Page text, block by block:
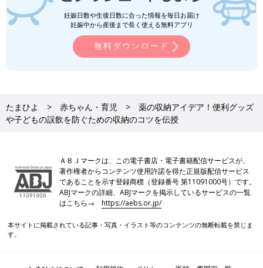
妊娠日数や生後日数に合った情報を毎日お届け
妊娠中から産後まで長く使える無料アプリ
無料ダウンロード
たまひよ 赤ちゃん・育児
薬の収納アイデア！便利グッズ
や子どもの誤飲を防ぐための収納のコツを伝授
ＡＢＪマークは、この電子書店・電子書籍配信サービスが、
著作権者からコンテンツ使用許諾を得た正規版配信サービス
であることを示す登録商標（登録番号 第11091000号）です。
ABJマークの詳細、ABJマークを掲示しているサービスの一覧
はこちら→https://aebs.or.jp/
本サイトに掲載されている記事・写真・イラスト等のコンテンツの無断転載を禁じま
す。